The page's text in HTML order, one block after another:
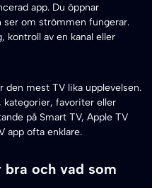
app. Du öppnar
ser om strömmen fungerar.
kontroll av en kanal eller
den mest TV lika upplevelsen.
kategorier, favoriter eller
på Smart TV, Apple TV
app ofta enklare.
bra och vad som